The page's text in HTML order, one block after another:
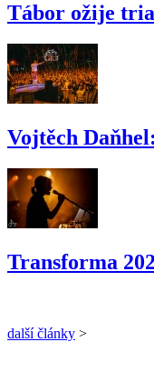
Tábor ožije
Vojtěch
Transforma
další články >